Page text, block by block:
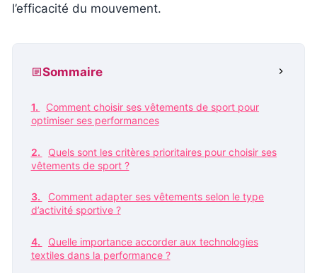
l’efficacité du mouvement.
Sommaire
Comment choisir ses vêtements de sport pour
optimiser ses performances
Quels sont les critères prioritaires pour choisir ses
vêtements de sport ?
Comment adapter ses vêtements selon le type
d’activité sportive ?
Quelle importance accorder aux technologies
textiles dans la performance ?